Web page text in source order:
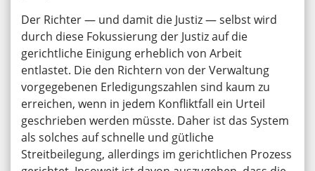
Der Richter — und damit die Justiz — selbst wird
durch diese Fokussierung der Justiz auf die
gerichtliche Einigung erheblich von Arbeit
entlastet. Die den Richtern von der Verwaltung
vorgegebenen Erledigungszahlen sind kaum zu
erreichen, wenn in jedem Konfliktfall ein Urteil
geschrieben werden müsste. Daher ist das System
als solches auf schnelle und gütliche
Streitbeilegung, allerdings im gerichtlichen Prozess